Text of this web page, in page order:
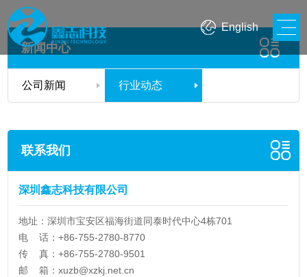
English
新闻中心
公司新闻 行业动态
联系我们
深圳鑫志科技有限公司
地址：深圳市宝安区福海街道同泰时代中心4栋701
电 话：+86-755-2780-8770
传 真：+86-755-2780-9501
邮 箱：xuzb@xzkj.net.cn